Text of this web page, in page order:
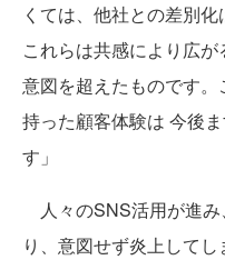
くては、他社との差別
これらは共感により広
意図を超えたものです
持った顧客体験は 今後
す」
人々のSNS活用が進み
り、意図せず炎上して